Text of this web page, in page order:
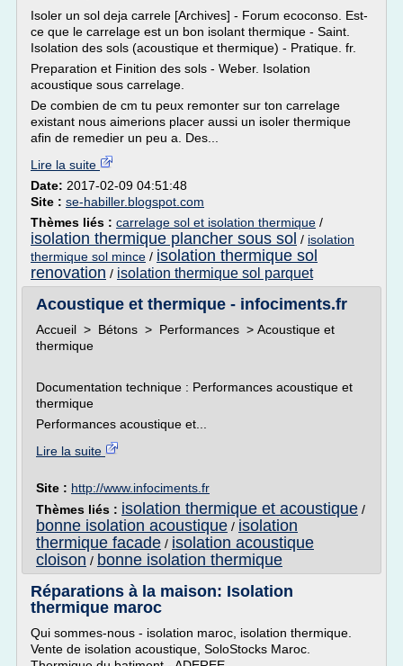
Isoler un sol deja carrele [Archives] - Forum ecoconso. Est-
ce que le carrelage est un bon isolant thermique - Saint.
Isolation des sols (acoustique et thermique) - Pratique. fr.
Preparation et Finition des sols - Weber. Isolation
acoustique sous carrelage.
De combien de cm tu peux remonter sur ton carrelage
existant nous aimerions placer aussi un isoler thermique
afin de remedier un peu a. Des...
Lire la suite
Date: 2017-02-09 04:51:48
Site : se-habiller.blogspot.com
Thèmes liés : carrelage sol et isolation thermique /
isolation thermique plancher sous sol / isolation
thermique sol mince / isolation thermique sol
renovation / isolation thermique sol parquet
Acoustique et thermique - infociments.fr
Accueil > Bétons > Performances > Acoustique et
thermique
Documentation technique : Performances acoustique et
thermique
Performances acoustique et...
Lire la suite
Site : http://www.infociments.fr
Thèmes liés : isolation thermique et acoustique /
bonne isolation acoustique / isolation
thermique facade / isolation acoustique
cloison / bonne isolation thermique
Réparations à la maison: Isolation
thermique maroc
Qui sommes-nous - isolation maroc, isolation thermique.
Vente de isolation acoustique, SoloStocks Maroc.